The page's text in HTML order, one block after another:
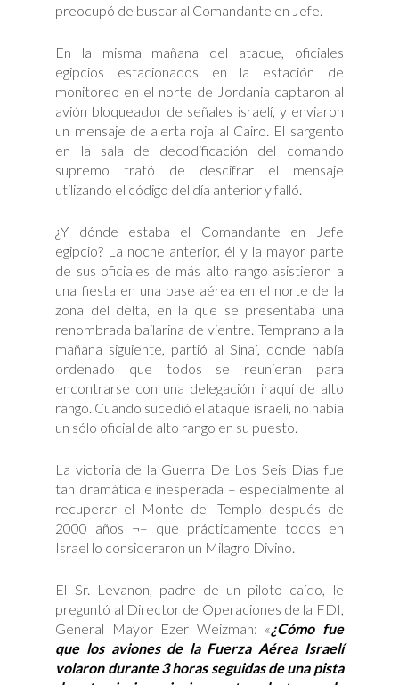
preocupó de buscar al Comandante en Jefe.
En la misma mañana del ataque, oficiales
egipcios estacionados en la estación de
monitoreo en el norte de Jordania captaron al
avión bloqueador de señales israelí, y enviaron
un mensaje de alerta roja al Cairo. El sargento
en la sala de decodificación del comando
supremo trató de descifrar el mensaje
utilizando el código del día anterior y falló.
¿Y dónde estaba el Comandante en Jefe
egipcio? La noche anterior, él y la mayor parte
de sus oficiales de más alto rango asistieron a
una fiesta en una base aérea en el norte de la
zona del delta, en la que se presentaba una
renombrada bailarina de vientre. Temprano a la
mañana siguiente, partió al Sinaí, donde había
ordenado que todos se reunieran para
encontrarse con una delegación iraquí de alto
rango. Cuando sucedió el ataque israelí, no había
un sólo oficial de alto rango en su puesto.
La victoria de la Guerra De Los Seis Días fue
tan dramática e inesperada – especialmente al
recuperar el Monte del Templo después de
2000 años ¬– que prácticamente todos en
Israel lo consideraron un Milagro Divino.
El Sr. Levanon, padre de un piloto caído, le
preguntó al Director de Operaciones de la FDI,
General Mayor Ezer Weizman: «¿Cómo fue
que los aviones de la Fuerza Aérea Israelí
volaron durante 3 horas seguidas de una pista